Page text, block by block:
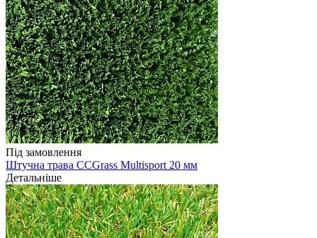
Під замовлення
Штучна трава CCGrass Multisport 20 мм
Детальніше